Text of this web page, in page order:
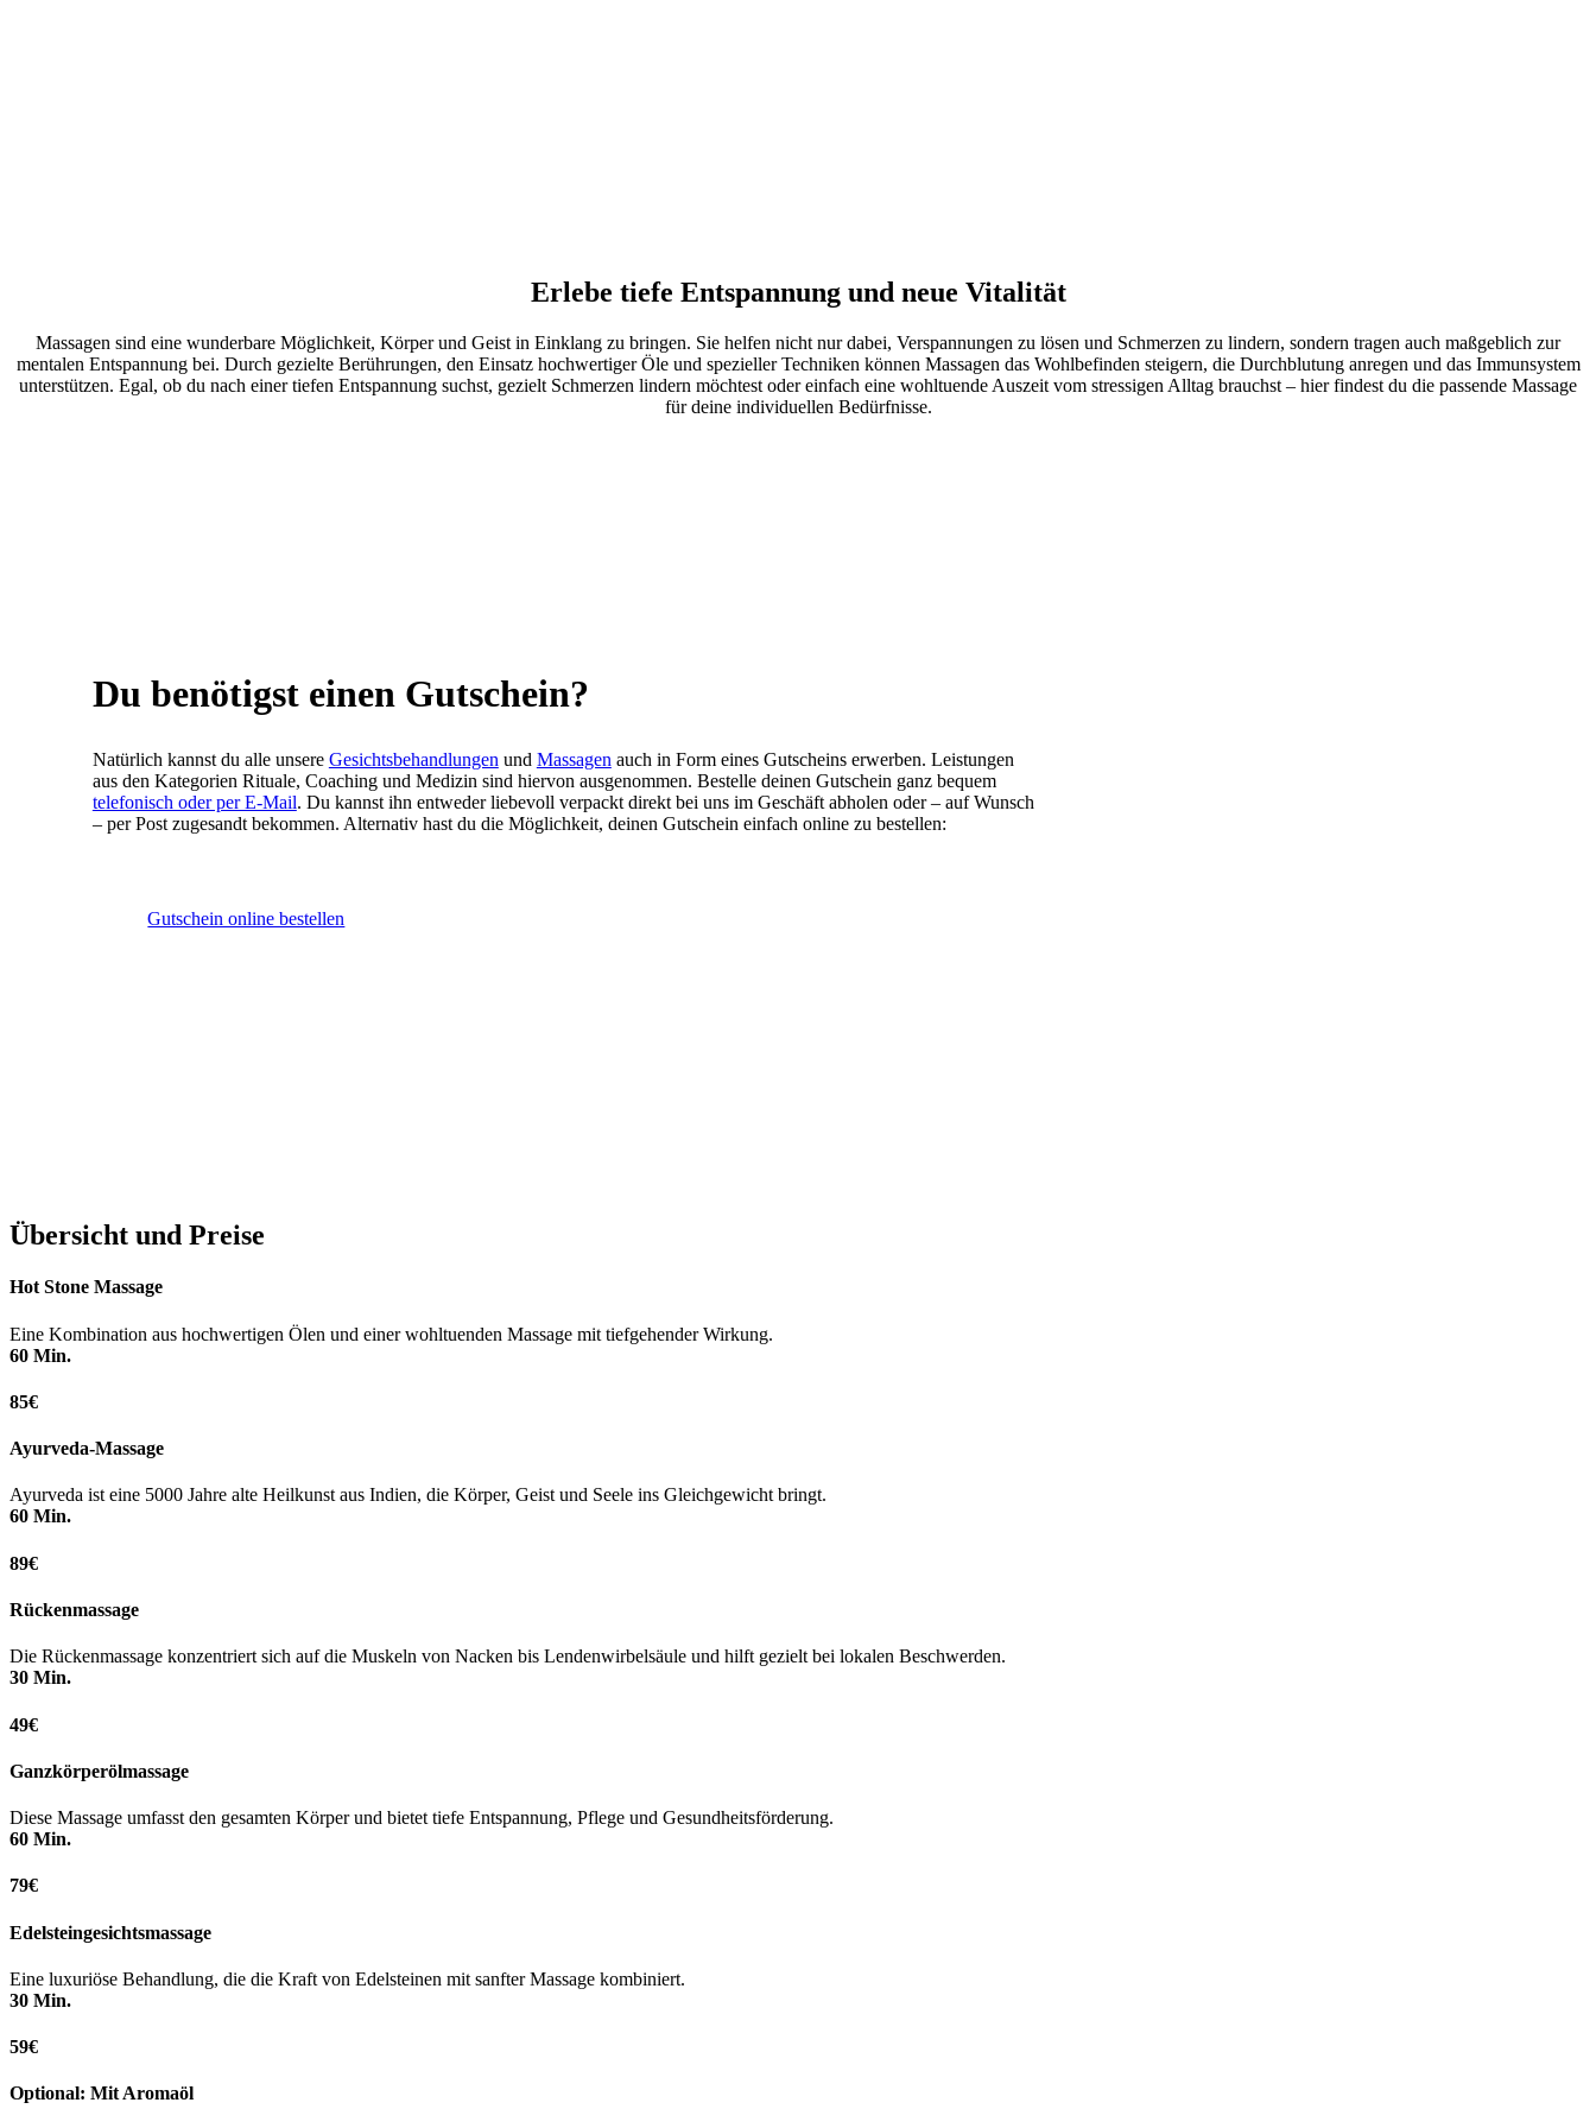
Erlebe tiefe Entspannung und neue Vitalität
Massagen sind eine wunderbare Möglichkeit, Körper und Geist in Einklang zu bringen. Sie helfen nicht nur dabei, Verspannungen zu lösen und Schmerzen zu lindern, sondern tragen auch maßgeblich zur
mentalen Entspannung bei. Durch gezielte Berührungen, den Einsatz hochwertiger Öle und spezieller Techniken können Massagen das Wohlbefinden steigern, die Durchblutung anregen und das Immunsystem
unterstützen. Egal, ob du nach einer tiefen Entspannung suchst, gezielt Schmerzen lindern möchtest oder einfach eine wohltuende Auszeit vom stressigen Alltag brauchst – hier findest du die passende Massage
für deine individuellen Bedürfnisse.
Du benötigst einen Gutschein?
Natürlich kannst du alle unsere Gesichtsbehandlungen und Massagen auch in Form eines Gutscheins erwerben. Leistungen
aus den Kategorien Rituale, Coaching und Medizin sind hiervon ausgenommen. Bestelle deinen Gutschein ganz bequem
telefonisch oder per E-Mail. Du kannst ihn entweder liebevoll verpackt direkt bei uns im Geschäft abholen oder – auf Wunsch
– per Post zugesandt bekommen. Alternativ hast du die Möglichkeit, deinen Gutschein einfach online zu bestellen:
Gutschein online bestellen
Übersicht und Preise
Hot Stone Massage
Eine Kombination aus hochwertigen Ölen und einer wohltuenden Massage mit tiefgehender Wirkung.
60 Min.
85€
Ayurveda-Massage
Ayurveda ist eine 5000 Jahre alte Heilkunst aus Indien, die Körper, Geist und Seele ins Gleichgewicht bringt.
60 Min.
89€
Rückenmassage
Die Rückenmassage konzentriert sich auf die Muskeln von Nacken bis Lendenwirbelsäule und hilft gezielt bei lokalen Beschwerden.
30 Min.
49€
Ganzkörperölmassage
Diese Massage umfasst den gesamten Körper und bietet tiefe Entspannung, Pflege und Gesundheitsförderung.
60 Min.
79€
Edelsteingesichtsmassage
Eine luxuriöse Behandlung, die die Kraft von Edelsteinen mit sanfter Massage kombiniert.
30 Min.
59€
Optional: Mit Aromaöl